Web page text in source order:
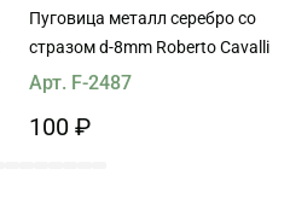
Пуговица металл серебро со
стразом d-8mm Roberto Cavalli
Арт. F-2487
100 ₽